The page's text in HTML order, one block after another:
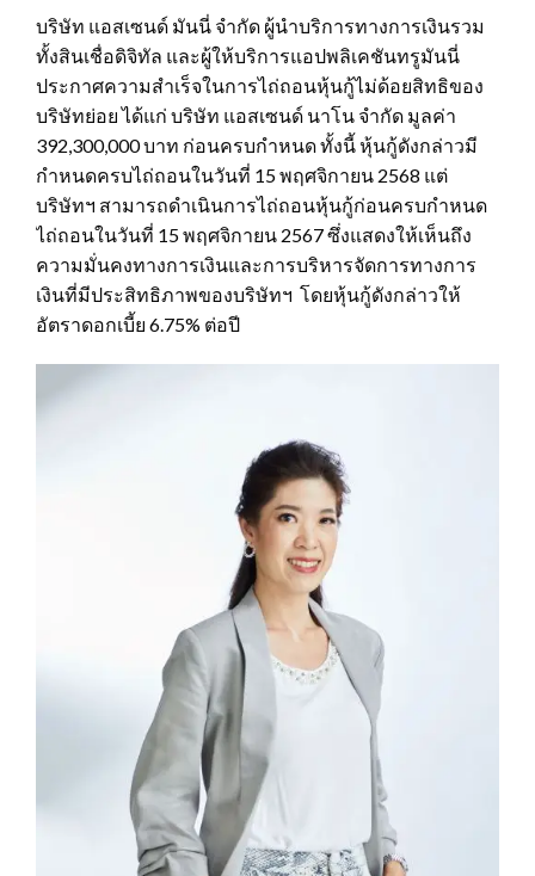
บริษัท แอสเซนด์ มันนี่ จำกัด ผู้นำบริการทางการเงินรวม
ทั้งสินเชื่อดิจิทัล และผู้ให้บริการแอปพลิเคชันทรูมันนี่
ประกาศความสำเร็จในการไถ่ถอนหุ้นกู้ไม่ด้อยสิทธิของ
บริษัทย่อย ได้แก่ บริษัท แอสเซนด์ นาโน จำกัด มูลค่า
392,300,000 บาท ก่อนครบกำหนด ทั้งนี้ หุ้นกู้ดังกล่าวมี
กำหนดครบไถ่ถอนในวันที่ 15 พฤศจิกายน 2568 แต่
บริษัทฯ สามารถดำเนินการไถ่ถอนหุ้นกู้ก่อนครบกำหนด
ไถ่ถอนในวันที่ 15 พฤศจิกายน 2567 ซึ่งแสดงให้เห็นถึง
ความมั่นคงทางการเงินและการบริหารจัดการทางการ
เงินที่มีประสิทธิภาพของบริษัทฯ โดยหุ้นกู้ดังกล่าวให้
อัตราดอกเบี้ย 6.75% ต่อปี